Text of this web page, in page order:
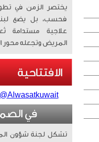
يختصر الزمن في
فحسب، بل يضع
علاجية مستدامة
المريض وتجعله محور
في
تشكل لجنة شؤون